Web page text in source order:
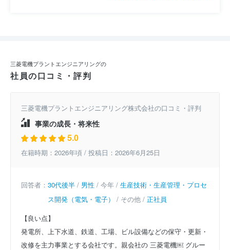
三菱電機プラントエンジニアリングの
社員の口コミ・評判
三菱電機プラントエンジニアリング株式会社の口コミ・評判
事業の成長・将来性
5.0
在籍時期：2026年頃 / 投稿日：2026年6月25日
回答者： 30代後半 / 男性 / 今年 / 生産技術・生産管理・プロセ
ス開発（電気・電子）
/ その他 / 正社員
【良い点】
発電所、上下水道、鉄道、工場、ビル設備などの保守・更新・
改修を主力事業とする会社です。親会社の 三菱電機⁠￼ グルー